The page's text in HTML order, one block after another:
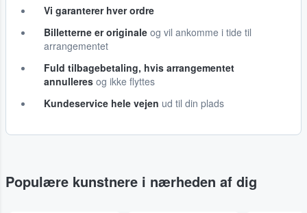
Vi garanterer hver ordre
Billetterne er originale og vil ankomme i tide til
arrangementet
Fuld tilbagebetaling, hvis arrangementet
annulleres og ikke flyttes
Kundeservice hele vejen ud til din plads
Populære kunstnere i nærheden af dig